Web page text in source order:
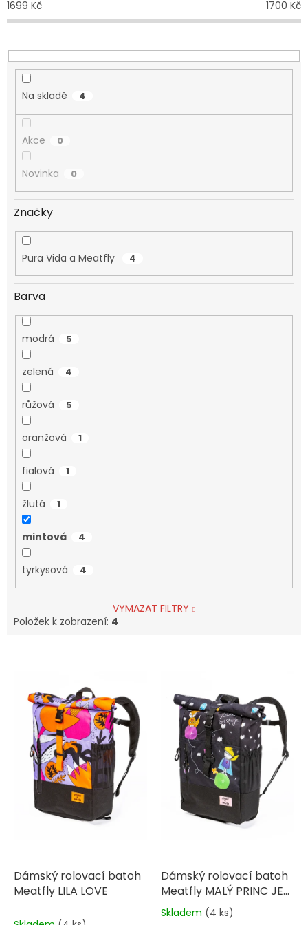
k
t
1699 Kč 1700 Kč
Na skladě 4
Akce 0
Novinka 0
Značky
Pura Vida a Meatfly 4
Barva
modrá 5
zelená 4
růžová 5
oranžová 1
fialová 1
žlutá 1
mintová 4
tyrkysová 4
VYMAZAT FILTRY
Položek k zobrazení: 4
Dámský rolovací batoh
Meatfly LILA LOVE
Dámský rolovací batoh
Meatfly MALÝ PRINC JE
LÁSKA
Průměrné
Skladem (4 ks)